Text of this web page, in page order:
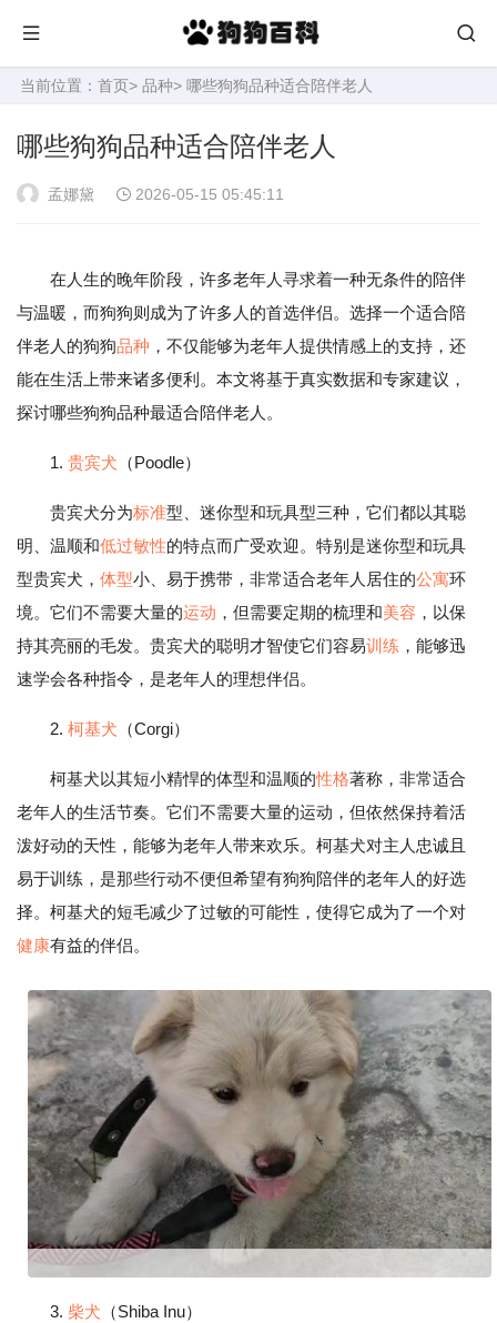
当前位置： 首页> 品种> 哪些狗狗品种适合陪伴老人
哪些狗狗品种适合陪伴老人
孟娜黛 2026-05-15 05:45:11
在人生的晚年阶段，许多老年人寻求着一种无条件的陪伴
与温暖，而狗狗则成为了许多人的首选伴侣。选择一个适合陪
伴老人的狗狗品种 ，不仅能够为老年人提供情感上的支持，还
能在生活上带来诸多便利。本文将基于真实数据和专家建议，
探讨哪些狗狗品种最适合陪伴老人。
1. 贵宾犬 （Poodle）
贵宾犬分为标准型、迷你型和玩具型三种，它们都以其聪
明、温顺和低过敏性的特点而广受欢迎。特别是迷你型和玩具
型贵宾犬， 体型小、易于携带，非常适合老年人居住的公寓环
境。它们不需要大量的运动 ，但需要定期的梳理和美容 ，以保
持其亮丽的毛发。贵宾犬的聪明才智使它们容易训练 ，能够迅
速学会各种指令，是老年人的理想伴侣。
2. 柯基犬 （Corgi）
柯基犬以其短小精悍的体型和温顺的性格著称，非常适合
老年人的生活节奏。它们不需要大量的运动，但依然保持着活
泼好动的天性，能够为老年人带来欢乐。柯基犬对主人忠诚且
易于训练，是那些行动不便但希望有狗狗陪伴的老年人的好选
择。柯基犬的短毛减少了过敏的可能性，使得它成为了一个对
健康有益的伴侣。
3. 柴犬 （Shiba Inu）